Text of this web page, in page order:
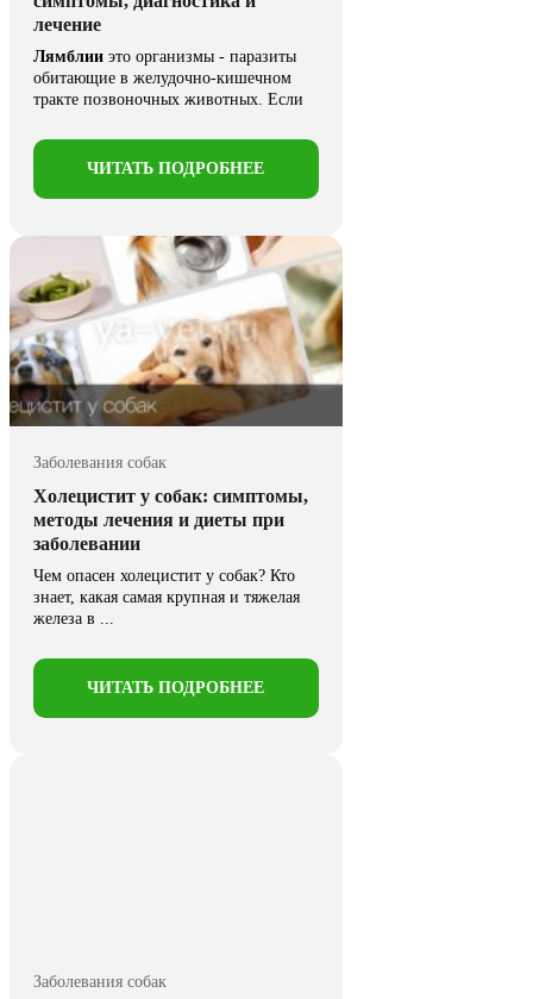
лечение
Лямблии это организмы - паразиты
обитающие в желудочно-кишечном
тракте позвоночных животных. Если
ЧИТАТЬ ПОДРОБНЕЕ
Заболевания собак
Холецистит у собак: симптомы,
методы лечения и диеты при
заболевании
Чем опасен холецистит у собак? Кто
знает, какая самая крупная и тяжелая
железа в ...
ЧИТАТЬ ПОДРОБНЕЕ
Заболевания собак